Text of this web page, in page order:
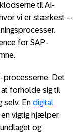
til AI-
vi er stærkest –
for SAP-
processerne. Det
forholde sig til
selv. En digital
vigtig hjælper,
og